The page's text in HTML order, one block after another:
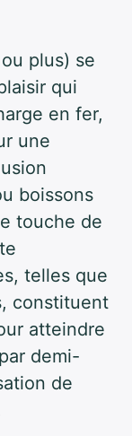
plus) se
qui
en fer,
une
boissons
touche de
telles que
constituent
atteindre
demi-
de